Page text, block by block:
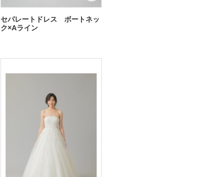
セパレートドレス ボートネッ
ク×Aライン